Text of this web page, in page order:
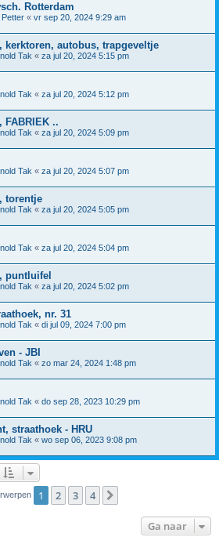
Rotterdam
Petter « vr sep 20, 2024 9:29 am
kerktoren, autobus, trapgeveltje
Tak « za jul 20, 2024 5:15 pm
Tak « za jul 20, 2024 5:12 pm
FABRIEK ..
Tak « za jul 20, 2024 5:09 pm
Tak « za jul 20, 2024 5:07 pm
torentje
Tak « za jul 20, 2024 5:05 pm
Tak « za jul 20, 2024 5:04 pm
puntluifel
Tak « za jul 20, 2024 5:02 pm
nr. 31
Tak « di jul 09, 2024 7:00 pm
- JBI
Tak « zo mar 24, 2024 1:48 pm
Tak « do sep 28, 2023 10:29 pm
straathoek - HRU
Tak « wo sep 06, 2023 9:08 pm
1 2 3 4
Ga naar